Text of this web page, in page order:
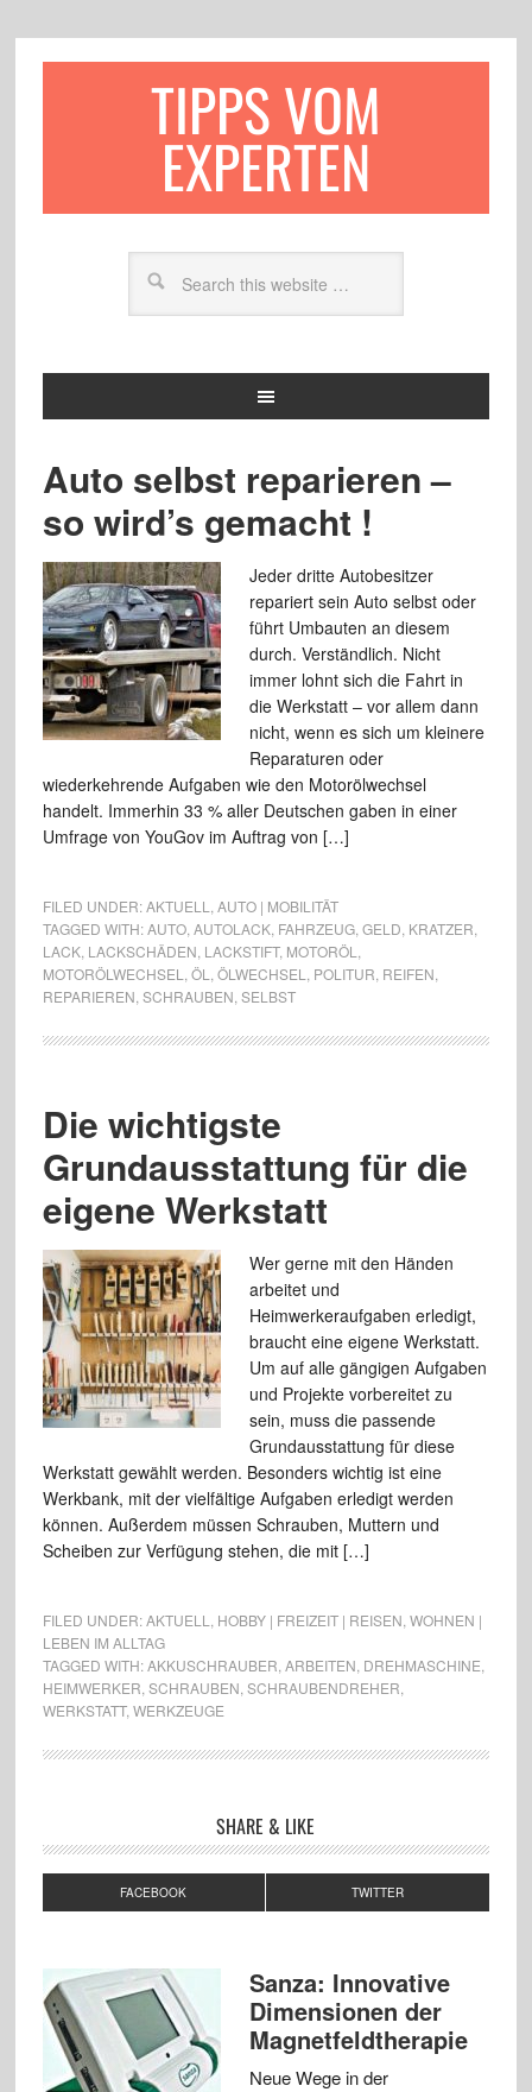
TIPPS VOM
EXPERTEN
Auto selbst reparieren –
so wird’s gemacht !
Jeder dritte Autobesitzer
repariert sein Auto selbst oder
führt Umbauten an diesem
durch. Verständlich. Nicht
immer lohnt sich die Fahrt in
die Werkstatt – vor allem dann
nicht, wenn es sich um kleinere
Reparaturen oder
wiederkehrende Aufgaben wie den Motorölwechsel
handelt. Immerhin 33 % aller Deutschen gaben in einer
Umfrage von YouGov im Auftrag von […]
FILED UNDER:AKTUELL
AUTO | MOBILITÄT
TAGGED WITH:AUTO, AUTOLACK, FAHRZEUG, GELD KRATZER
LACK, LACKSCHÄDEN LACKSTIFT, MOTORÖL
MOTORÖLWECHSEL
ÖL ÖLWECHSEL POLITUR REIFEN
REPARIEREN SCHRAUBEN SELBST
Die wichtigste
Grundausstattung für die
eigene Werkstatt
Wer gerne mit den Händen
arbeitet und
Heimwerkeraufgaben erledigt,
braucht eine eigene Werkstatt.
Um auf alle gängigen Aufgaben
und Projekte vorbereitet zu
sein, muss die passende
Grundausstattung für diese
Werkstatt gewählt werden. Besonders wichtig ist eine
Werkbank, mit der vielfältige Aufgaben erledigt werden
können. Außerdem müssen Schrauben, Muttern und
Scheiben zur Verfügung stehen, die mit […]
FILED UNDER:AKTUELL HOBBY | FREIZEIT | REISEN WOHNEN |
LEBEN IM ALLTAG
TAGGED WITH:AKKUSCHRAUBER ARBEITEN DREHMASCHINE
HEIMWERKER SCHRAUBEN SCHRAUBENDREHER
WERKSTATT, WERKZEUGE
SHARE & LIKE
FACEBOOK TWITTER
Sanza: Innovative
Dimensionen der
Magnetfeldtherapie
Neue Wege in der